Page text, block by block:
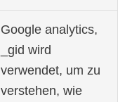
Google analytics,
_gid wird
verwendet, um zu
verstehen, wie